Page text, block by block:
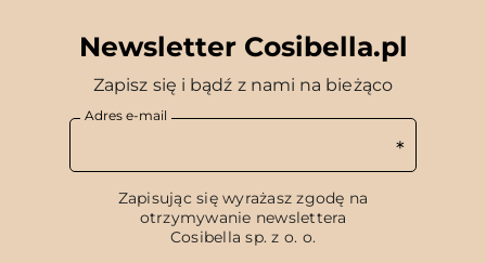
Newsletter Cosibella.pl
Zapisz się i bądź z nami na bieżąco
Adres e-mail
Zapisując się wyrażasz zgodę na
otrzymywanie newslettera
Cosibella sp. z o. o.